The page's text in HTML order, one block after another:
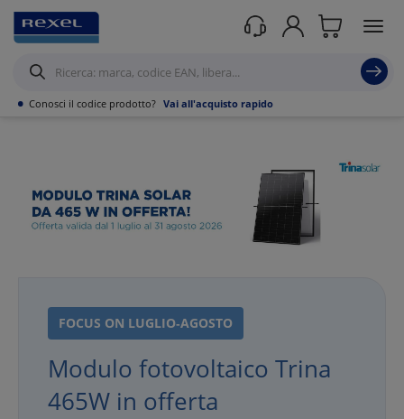
• Conosci il codice prodotto? Vai all'acquisto rapido
Rexel/Modulo Trina Solar in offerta!
Modulo Trina Solar in offerta!
FOCUS ON LUGLIO‑AGOSTO
Modulo fotovoltaico Trina
465W in offerta